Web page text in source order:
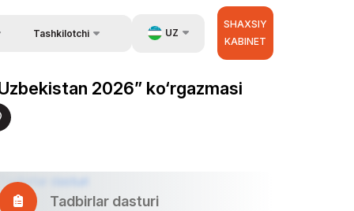
berish.
Tashkilotchi
Aloqa
UZ
RU
SHAXSIY
KABINET
2026” ko‘rgazmasi
Tadbirlar dasturi